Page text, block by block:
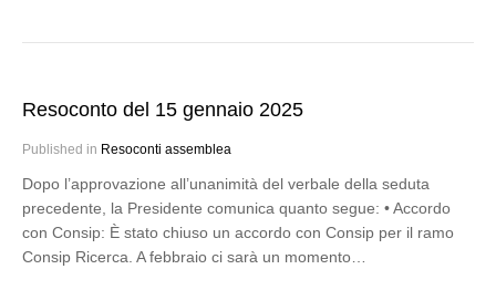
Resoconto del 15 gennaio 2025
Published in Resoconti assemblea
Dopo l’approvazione all’unanimità del verbale della seduta
precedente, la Presidente comunica quanto segue: • Accordo
con Consip: È stato chiuso un accordo con Consip per il ramo
Consip Ricerca. A febbraio ci sarà un momento…